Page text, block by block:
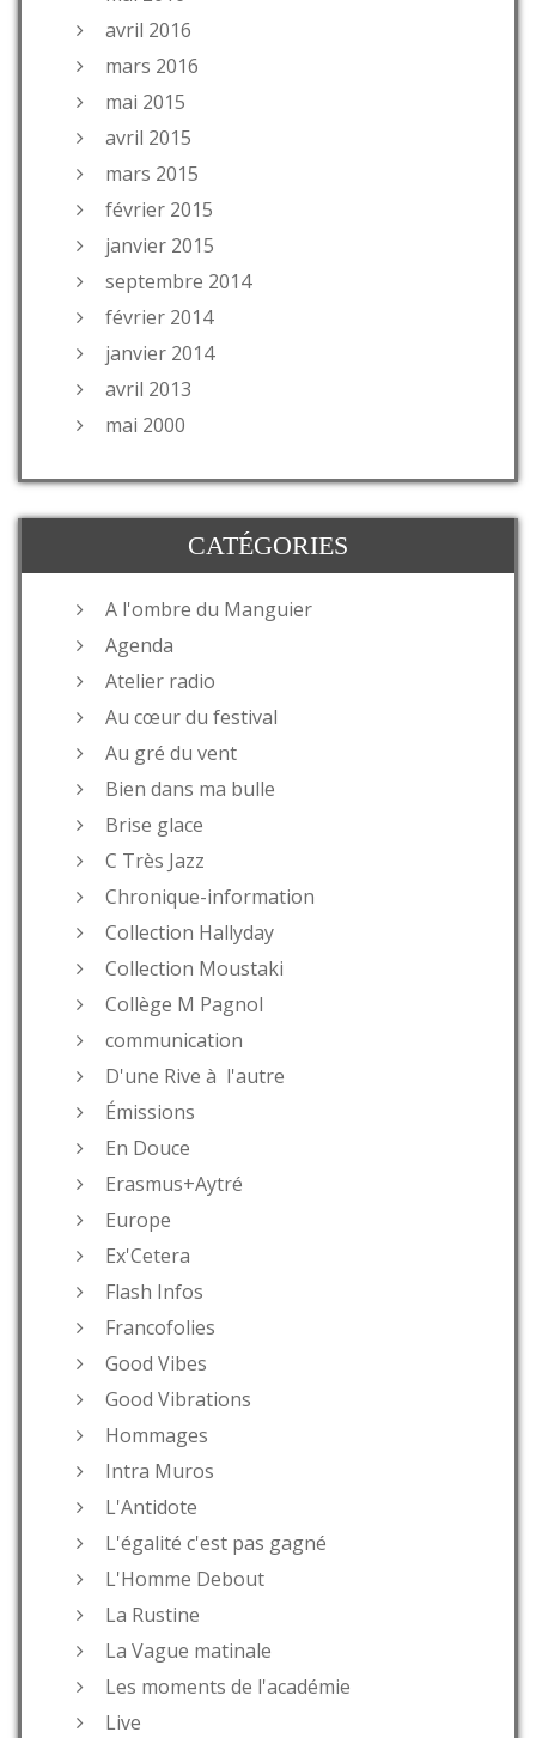
avril 2016
mars 2016
mai 2015
avril 2015
mars 2015
février 2015
janvier 2015
septembre 2014
février 2014
janvier 2014
avril 2013
mai 2000
CATÉGORIES
A l'ombre du Manguier
Agenda
Atelier radio
Au cœur du festival
Au gré du vent
Bien dans ma bulle
Brise glace
C Très Jazz
Chronique-information
Collection Hallyday
Collection Moustaki
Collège M Pagnol
communication
D'une Rive à l'autre
Émissions
En Douce
Erasmus+Aytré
Europe
Ex'Cetera
Flash Infos
Francofolies
Good Vibes
Good Vibrations
Hommages
Intra Muros
L'Antidote
L'égalité c'est pas gagné
L'Homme Debout
La Rustine
La Vague matinale
Les moments de l'académie
Live